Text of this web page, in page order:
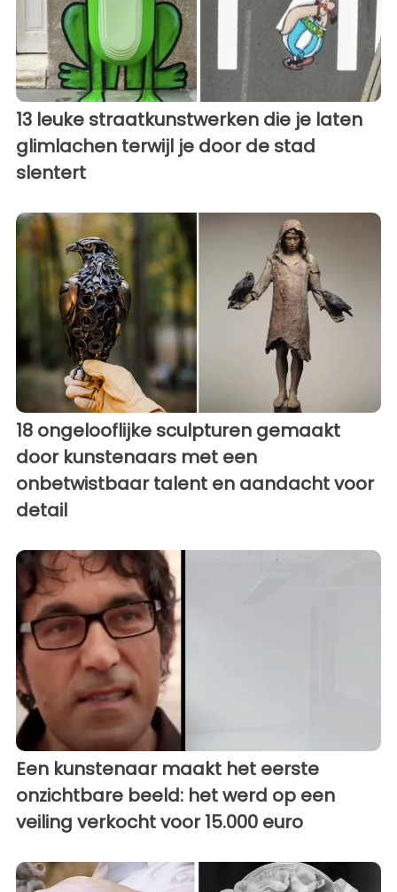
13 leuke straatkunstwerken die je laten
glimlachen terwijl je door de stad
slentert
18 ongelooflijke sculpturen gemaakt
door kunstenaars met een
onbetwistbaar talent en aandacht voor
detail
Een kunstenaar maakt het eerste
onzichtbare beeld: het werd op een
veiling verkocht voor 15.000 euro